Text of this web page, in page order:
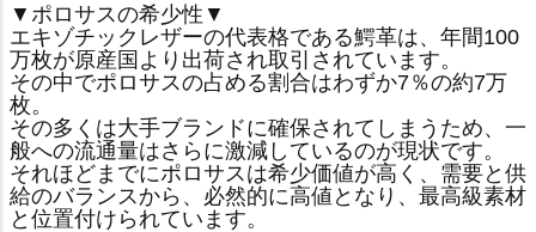
▼ポロサスの希少性▼
エキゾチックレザーの代表格である鰐革は、年間100
万枚が原産国より出荷され取引されています。
その中でポロサスの占める割合はわずか7％の約7万
枚。
その多くは大手ブランドに確保されてしまうため、一
般への流通量はさらに激減しているのが現状です。
それほどまでにポロサスは希少価値が高く、需要と供
給のバランスから、必然的に高値となり、最高級素材
と位置付けられています。